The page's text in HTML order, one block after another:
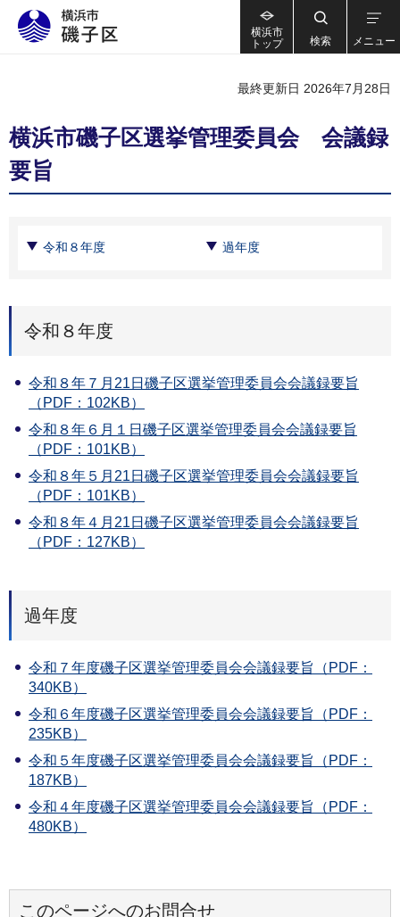
横浜市
トップ
検索 メニュー
最終更新日 2026年7月28日
横浜市磯子区選挙管理委員会 会議録
要旨
令和８年度 過年度
令和８年度
令和８年７月21日磯子区選挙管理委員会会議録要旨
（PDF：102KB）
令和８年６月１日磯子区選挙管理委員会会議録要旨
（PDF：101KB）
令和８年５月21日磯子区選挙管理委員会会議録要旨
（PDF：101KB）
令和８年４月21日磯子区選挙管理委員会会議録要旨
（PDF：127KB）
過年度
令和７年度磯子区選挙管理委員会会議録要旨（PDF：
340KB）
令和６年度磯子区選挙管理委員会会議録要旨（PDF：
235KB）
令和５年度磯子区選挙管理委員会会議録要旨（PDF：
187KB）
令和４年度磯子区選挙管理委員会会議録要旨（PDF：
480KB）
このページへのお問合せ